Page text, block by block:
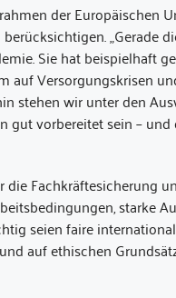
der Europäischen
„Gerade
Sie hat beispielhaft
auf Versorgungskrisen
stehen wir unter den
gut vorbereitet sein –
Fachkräftesicherung
starke
seien faire
auf ethischen